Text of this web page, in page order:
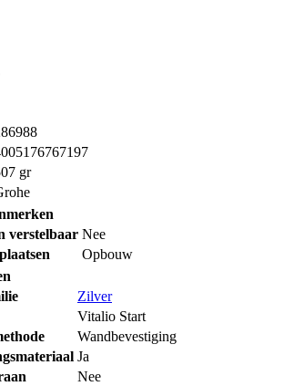
gr
verstelbaar Nee
Opbouw
Zilver
Vitalio Start
Wandbevestiging
Ja
Nee